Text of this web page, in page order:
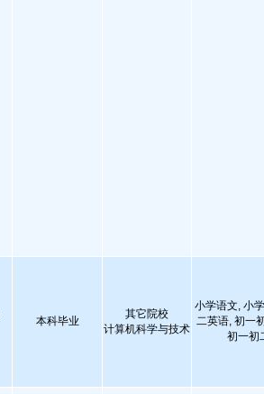
本科毕业
其它院校
计算机科学与技术
小学语文, 小
二英语, 初一
初一初